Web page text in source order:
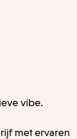
vibe.
met ervaren